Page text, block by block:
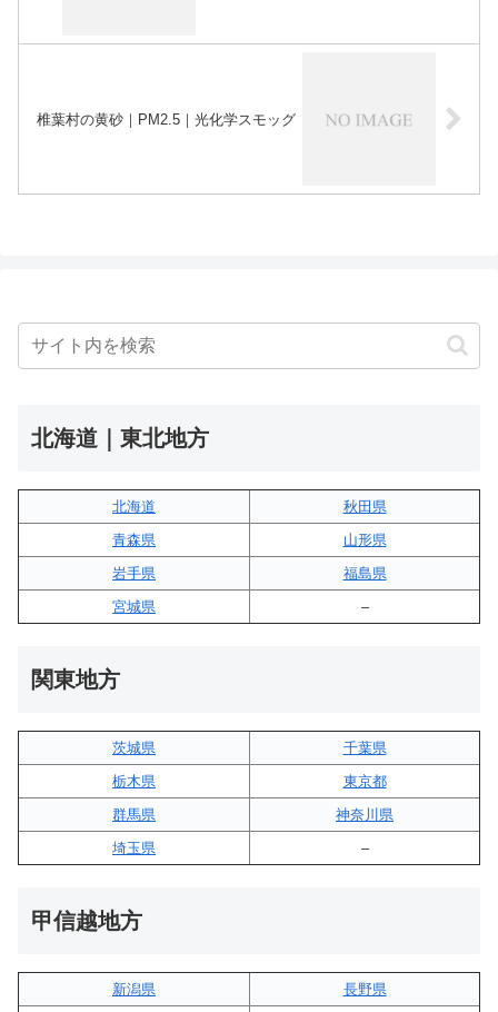
椎葉村の黄砂｜PM2.5｜光化学スモッグ
北海道｜東北地方
北海道
秋田県
青森県
山形県
岩手県
福島県
宮城県
–
関東地方
茨城県
千葉県
栃木県
東京都
群馬県
神奈川県
埼玉県
–
甲信越地方
新潟県
長野県